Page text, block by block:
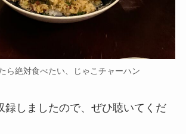
ら絶対食べたい、じゃこチャーハン
録しましたので、ぜひ聴いてくだ